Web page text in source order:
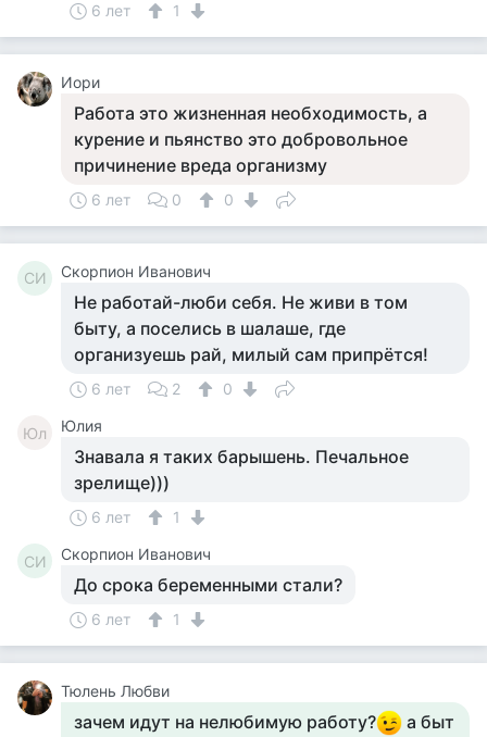
6 лет 1
Иори
Работа это жизненная необходимость, а
курение и пьянство это добровольное
причинение вреда организму
6 лет 0 0
СИ Скорпион Иванович
Не работай-люби себя. Не живи в том
быту, а поселись в шалаше, где
организуешь рай, милый сам припрётся!
6 лет 2 0
Юл Юлия
Знавала я таких барышень. Печальное
зрелище)))
6 лет 1
СИ Скорпион Иванович
До срока беременными стали?
6 лет 1
Тюлень Любви
зачем идут на нелюбимую работу?
а быт